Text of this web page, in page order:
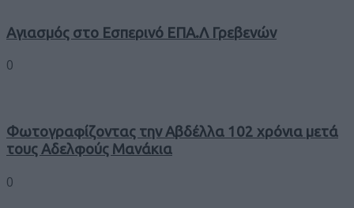
Αγιασμός στο Εσπερινό ΕΠΑ.Λ Γρεβενών
0
Φωτογραφίζοντας την Αβδέλλα 102 χρόνια μετά
τους Αδελφούς Μανάκια
0